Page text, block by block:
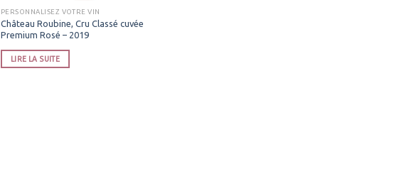
PERSONNALISEZ VOTRE VIN
Château Roubine, Cru Classé cuvée
Premium Rosé – 2019
LIRE LA SUITE